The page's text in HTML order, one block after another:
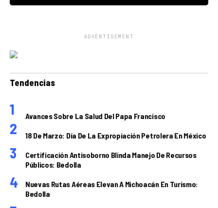
ADVERTISEMENT
Tendencias
Avances Sobre La Salud Del Papa Francisco
18 De Marzo: Día De La Expropiación Petrolera En México
Certificación Antisoborno Blinda Manejo De Recursos
Públicos: Bedolla
Nuevas Rutas Aéreas Elevan A Michoacán En Turismo:
Bedolla